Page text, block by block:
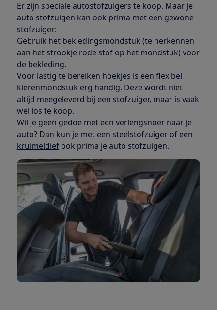
Er zijn speciale autostofzuigers te koop. Maar je
auto stofzuigen kan ook prima met een gewone
stofzuiger:
Gebruik het bekledingsmondstuk (te herkennen
aan het strookje rode stof op het mondstuk) voor
de bekleding.
Voor lastig te bereiken hoekjes is een flexibel
kierenmondstuk erg handig. Deze wordt niet
altijd meegeleverd bij een stofzuiger, maar is vaak
wel los te koop.
Wil je geen gedoe met een verlengsnoer naar je
auto? Dan kun je met een steelstofzuigerof een
kruimeldiefook prima je auto stofzuigen.